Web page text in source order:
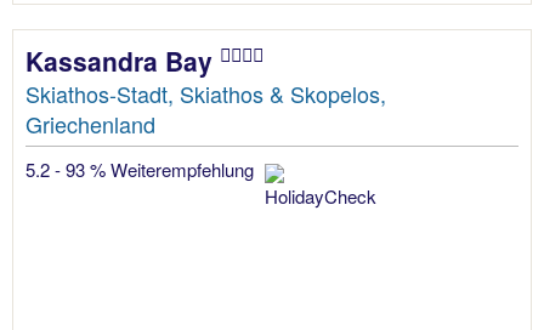
Kassandra Bay
Skiathos-Stadt, Skiathos & Skopelos,
Griechenland
5.2 - 93 % Weiterempfehlung